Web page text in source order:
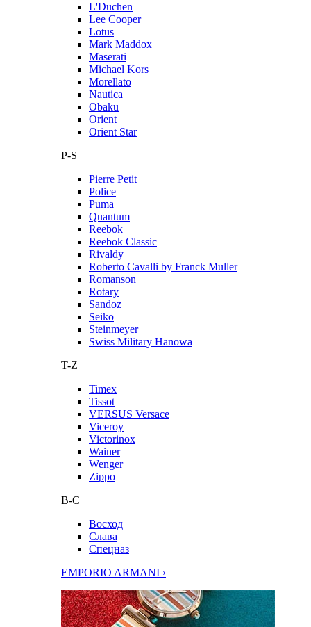
L'Duchen
Lee Cooper
Lotus
Mark Maddox
Maserati
Michael Kors
Morellato
Nautica
Obaku
Orient
Orient Star
P-S
Pierre Petit
Police
Puma
Quantum
Reebok
Reebok Classic
Rivaldy
Roberto Cavalli by Franck Muller
Romanson
Rotary
Sandoz
Seiko
Steinmeyer
Swiss Military Hanowa
T-Z
Timex
Tissot
VERSUS Versace
Viceroy
Victorinox
Wainer
Wenger
Zippo
В-С
Восход
Слава
Спецназ
EMPORIO ARMANI ›